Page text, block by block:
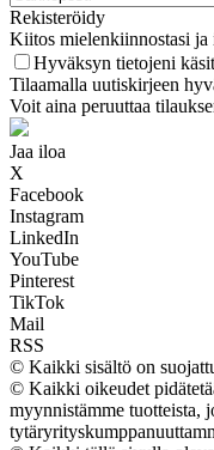
Rekisteröidy
Kiitos mielenkiinnostasi ja
Hyväksyn tietojeni
Tilaamalla uutiskirjeen
Voit aina peruuttaa
Jaa iloa
X
Facebook
Instagram
LinkedIn
YouTube
Pinterest
TikTok
Mail
RSS
© Kaikki sisältö on
© Kaikki oikeudet
myynnistämme tuotteista,